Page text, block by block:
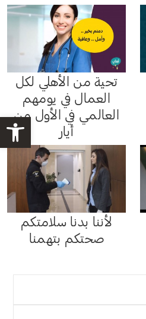
تحية من الأهلي لكل
العمال في يومهم
العالمي في الأول من
أيار
لأننا بدنا سلامتكم
صحتكم بتهمنا